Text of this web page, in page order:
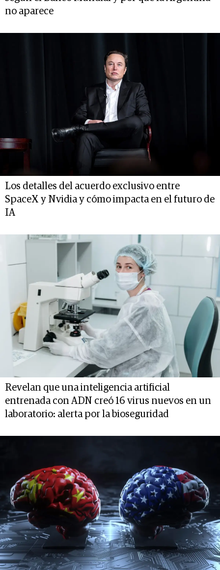
no aparece
Los detalles del acuerdo exclusivo entre
SpaceX y Nvidia y cómo impacta en el futuro de
IA
Revelan que una inteligencia artificial
entrenada con ADN creó 16 virus nuevos en un
laboratorio: alerta por la bioseguridad